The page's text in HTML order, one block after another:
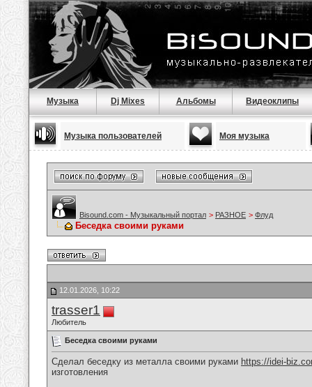
Музыка Dj Mixes Альбомы Видеоклипы
Музыка пользователей Моя музыка
Bisound.com - Музыкальный портал > РАЗНОЕ > Флуд
Беседка своими руками
12.01.2026, 10:22
trasser1
Любитель
Беседка своими руками
Сделал беседку из металла своими руками https://idei-
изготовления